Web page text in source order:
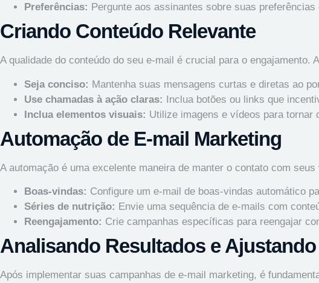
Preferências: Pergunte aos assinantes sobre suas
Criando Conteúdo Relevante
A qualidade do conteúdo do seu e-mail é crucial para o
Seja conciso: Mantenha suas mensagens curtas e diretas ao
Use chamadas à ação claras: Inclua botões ou links que
Inclua elementos visuais: Utilize imagens e vídeos para tornar
Automação de E-mail Marketing
A automação é uma excelente maneira de manter o contato com
Boas-vindas: Configure um e-mail de boas-vindas automático
Séries de nutrição: Envie uma sequência de e-mails com
Reengajamento: Crie campanhas específicas para reengajar
Analisando Resultados e
Após implementar suas campanhas de e-mail marketing, é